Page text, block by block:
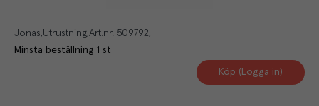
Jonas Utrustning Art.nr. 509792
Minsta beställning 1 st
Köp (Logga in)